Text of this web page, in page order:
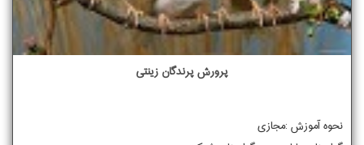
پرورش پرندگان زینتی
نحوه آموزش :مجازی